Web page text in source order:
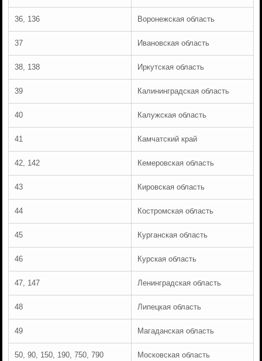
36, 136 Воронежская область
37 Ивановская область
38, 138 Иркутская область
39 Калининградская область
40 Калужская область
41 Камчатский край
42, 142 Кемеровская область
43 Кировская область
44 Костромская область
45 Курганская область
46 Курская область
47, 147 Ленинградская область
48 Липецкая область
49 Магаданская область
50, 90, 150, 190, 750, 790 Московская область